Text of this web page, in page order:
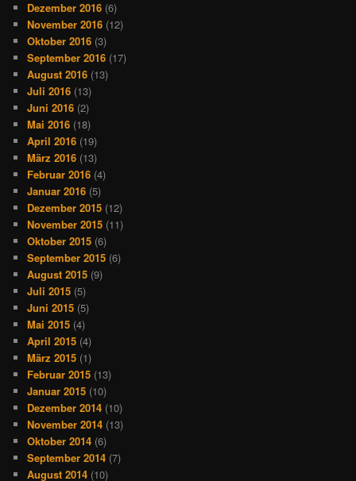
Dezember 2016 (6)
November 2016 (12)
Oktober 2016 (3)
September 2016 (17)
August 2016 (13)
Juli 2016 (13)
Juni 2016 (2)
Mai 2016 (18)
April 2016 (19)
März 2016 (13)
Februar 2016 (4)
Januar 2016 (5)
Dezember 2015 (12)
November 2015 (11)
Oktober 2015 (6)
September 2015 (6)
August 2015 (9)
Juli 2015 (5)
Juni 2015 (5)
Mai 2015 (4)
April 2015 (4)
März 2015 (1)
Februar 2015 (13)
Januar 2015 (10)
Dezember 2014 (10)
November 2014 (13)
Oktober 2014 (6)
September 2014 (7)
August 2014 (10)